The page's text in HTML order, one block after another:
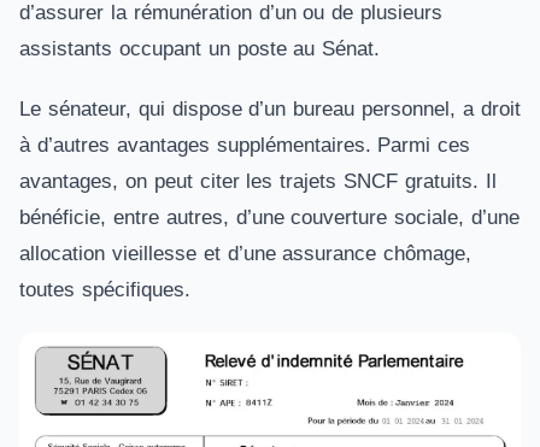
d’assurer la rémunération d’un ou de plusieurs
assistants occupant un poste au Sénat.
Le sénateur, qui dispose d’un bureau personnel, a droit
à d’autres avantages supplémentaires. Parmi ces
avantages, on peut citer les trajets SNCF gratuits. Il
bénéficie, entre autres, d’une couverture sociale, d’une
allocation vieillesse et d’une assurance chômage,
toutes spécifiques.